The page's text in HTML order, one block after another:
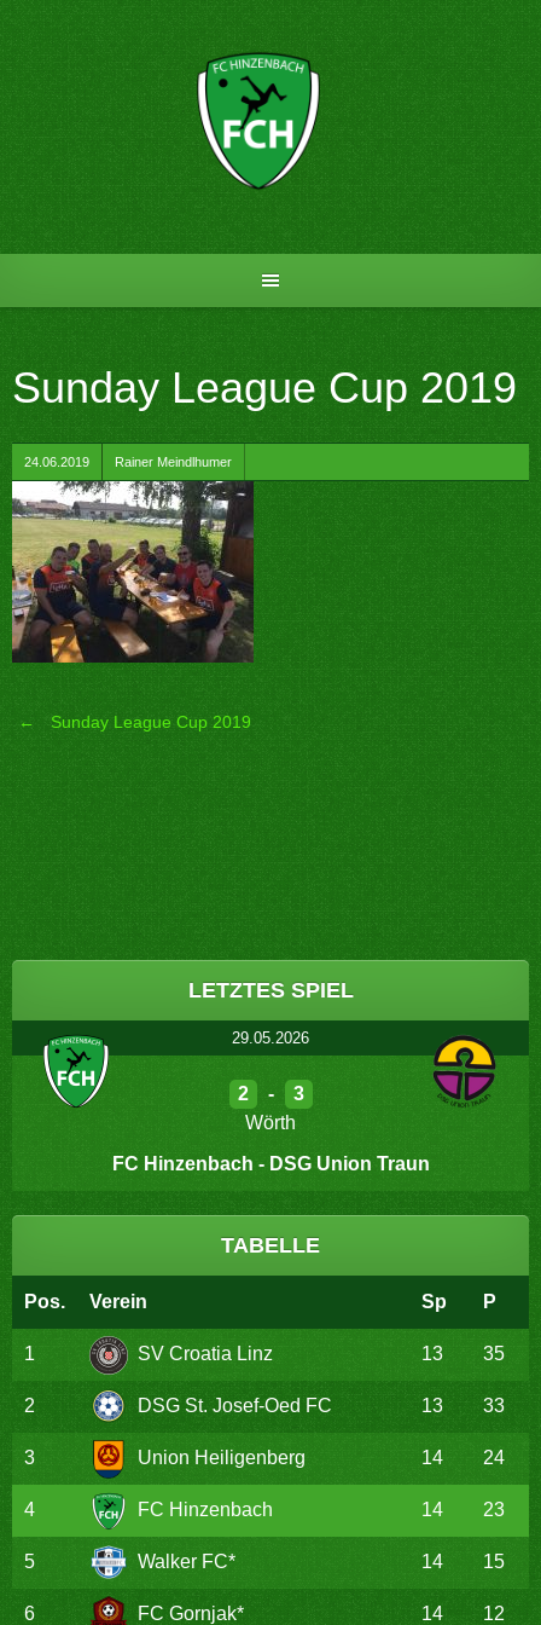
to
Sunday League Cup 2019
24.06.2019 Rainer Meindlhumer
Post
navigation
← Sunday League Cup 2019
LETZTES SPIEL
29.05.2026
2 -
3
Wörth
FC Hinzenbach - DSG Union Traun
TABELLE
Pos. Verein Sp P
1 SV Croatia Linz 13 35
2 DSG St. Josef-Oed FC 13 33
3 Union Heiligenberg 14 24
4 FC Hinzenbach 14 23
5 Walker FC* 14 15
6 FC Gornjak* 14 12